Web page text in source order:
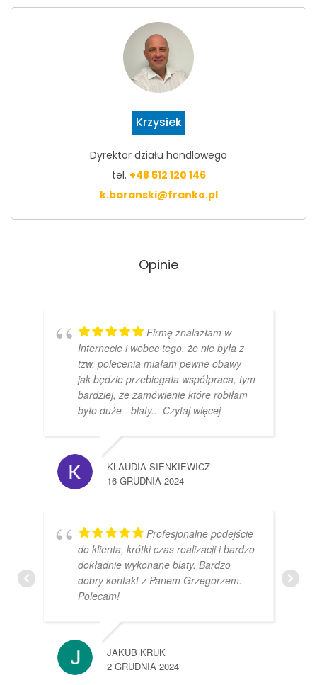
Krzysiek
Dyrektor działu handlowego
tel. +48 512 120 146
k.baranski@franko.pl
Opinie
Firmę znalazłam w
Internecie i wobec tego, że nie była z
tzw. polecenia miałam pewne obawy
jak będzie przebiegała współpraca, tym
bardziej, że zamówienie które robiłam
było duże - blaty... Czytaj więcej
KLAUDIA SIENKIEWICZ
16 GRUDNIA 2024
Profesjonalne podejście
do klienta, krótki czas realizacji i bardzo
dokładnie wykonane blaty. Bardzo
dobry kontakt z Panem Grzegorzem.
Polecam!
JAKUB KRUK
2 GRUDNIA 2024